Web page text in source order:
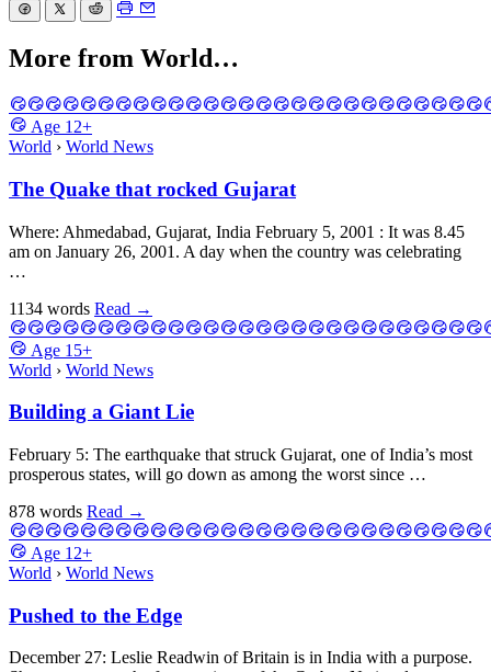
More from World…
Age 12+
World › World News
The Quake that rocked Gujarat
Where: Ahmedabad, Gujarat, India February 5, 2001 : It was 8.45
am on January 26, 2001. A day when the country was celebrating
…
1134 words Read →
Age 15+
World › World News
Building a Giant Lie
February 5: The earthquake that struck Gujarat, one of India’s most
prosperous states, will go down as among the worst since …
878 words Read →
Age 12+
World › World News
Pushed to the Edge
December 27: Leslie Readwin of Britain is in India with a purpose.